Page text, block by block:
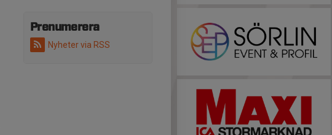
Prenumerera
Nyheter via RSS